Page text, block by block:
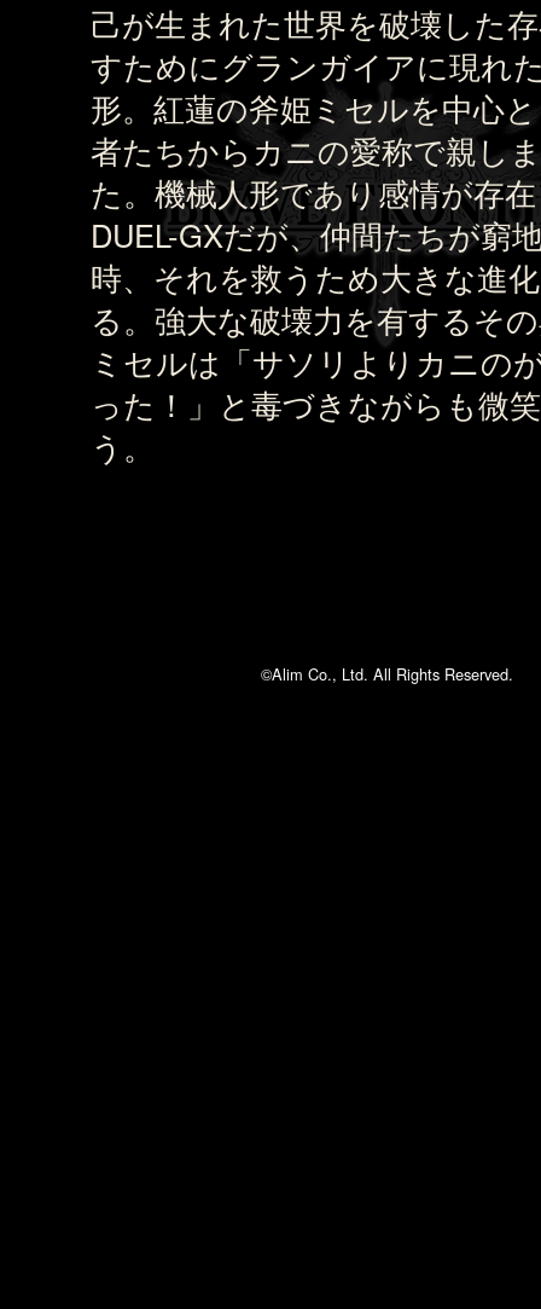
己が生まれた世界を破壊した
すためにグランガイアに現れ
形。紅蓮の斧姫ミセルを中心
者たちからカニの愛称で親し
た。機械人形であり感情が存
DUEL-GXだが、仲間たちが窮
時、それを救うため大きな進
る。強大な破壊力を有するそ
ミセルは「サソリよりカニの
った！」と毒づきながらも微
う。
©Alim Co., Ltd. All Rights Reserved.